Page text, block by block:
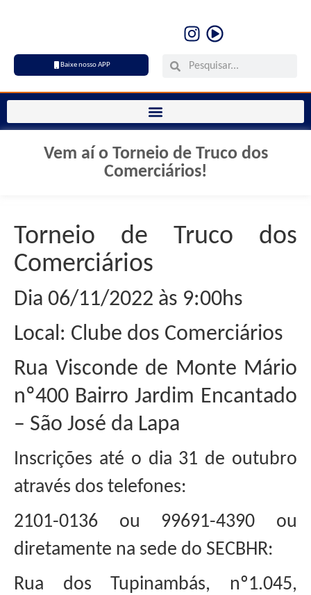
Baixe nosso APP
Vem aí o Torneio de Truco dos
Comerciários!
Torneio de Truco dos
Comerciários
Dia 06/11/2022 às 9:00hs
Local: Clube dos Comerciários
Rua Visconde de Monte Mário
nº400 Bairro Jardim Encantado
– São José da Lapa
Inscrições até o dia 31 de outubro
através dos telefones:
2101-0136 ou 99691-4390 ou
diretamente na sede do SECBHR:
Rua dos Tupinambás, nº1.045,